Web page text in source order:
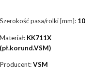
Szerokość pasa/rolki [mm]: 10
Materiał: KK711X
(pł.korund.VSM)
Producent:VSM